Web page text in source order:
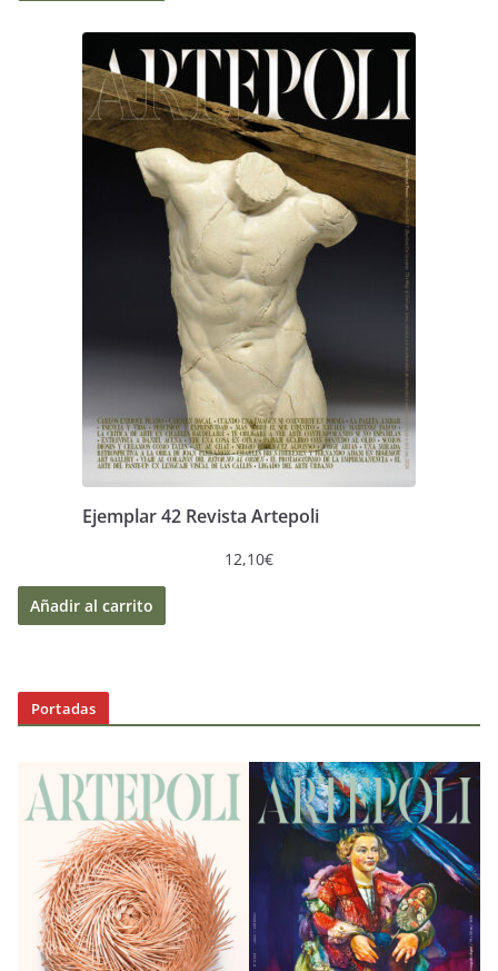
Ejemplar 42 Revista Artepoli
12,10€
Añadir al carrito
Portadas